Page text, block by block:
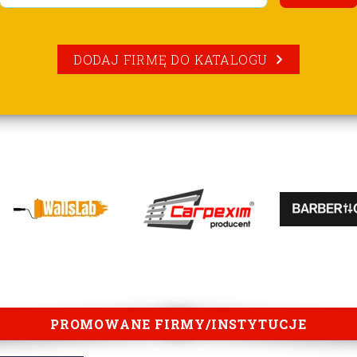
DODAJ FIRMĘ DO KATALOGU
PROMOWANE FIRMY/INSTYTUCJE